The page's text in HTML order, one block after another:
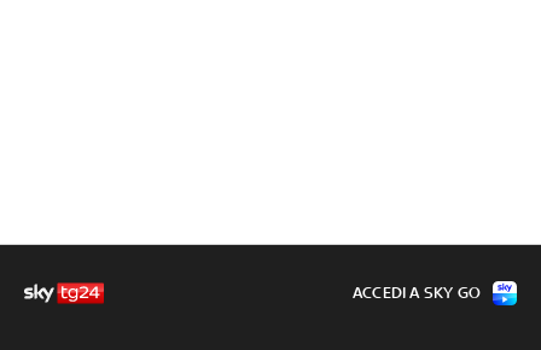
ACCEDI A SKY GO